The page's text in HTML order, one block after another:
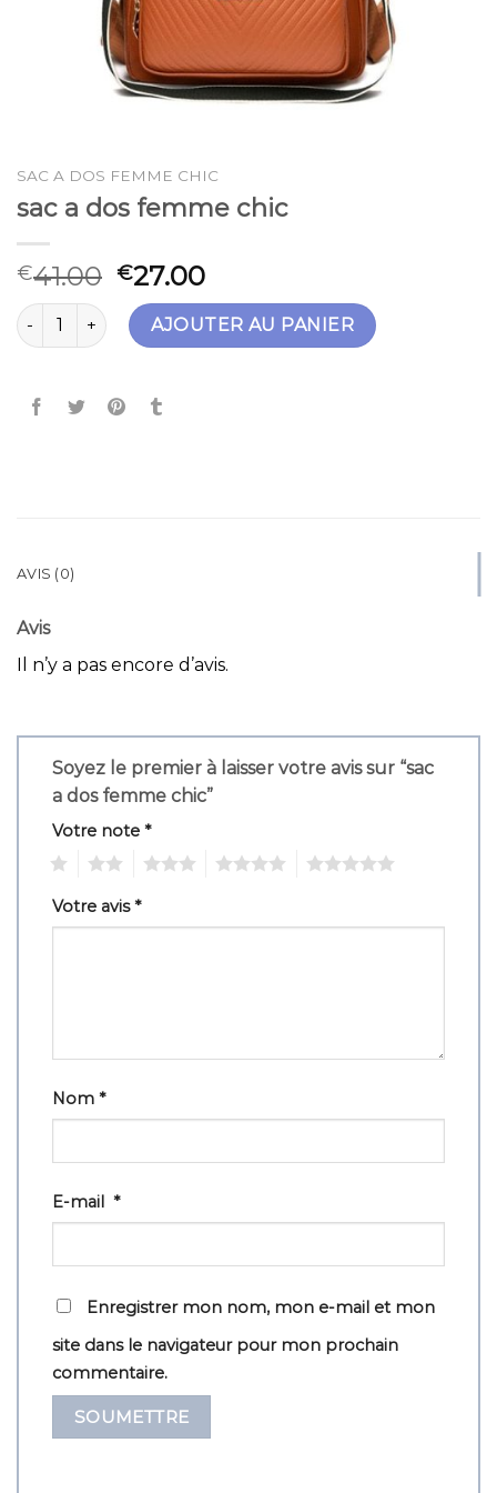
SAC A DOS FEMME CHIC
sac a dos femme chic
€41.00 €27.00
quantité de sac a dos femme chic
AJOUTER AU PANIER
AVIS (0)
Avis
Il n’y a pas encore d’avis.
Soyez le premier à laisser votre avis sur “sac
a dos femme chic”
Votre note *
Votre avis*
Nom *
E-mail *
Enregistrer mon nom, mon e-mail et mon
site dans le navigateur pour mon prochain
commentaire.